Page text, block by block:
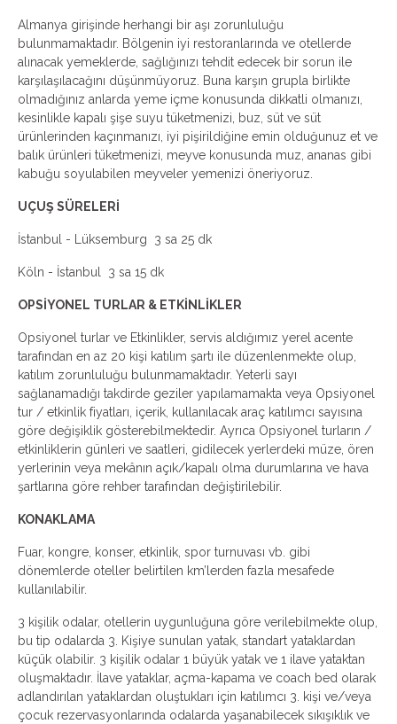
Almanya girişinde herhangi bir aşı zorunluluğu
bulunmamaktadır. Bölgenin iyi restoranlarında ve otellerde
alınacak yemeklerde, sağlığınızı tehdit edecek bir sorun ile
karşılaşılacağını düşünmüyoruz. Buna karşın grupla birlikte
olmadığınız anlarda yeme içme konusunda dikkatli olmanızı,
kesinlikle kapalı şişe suyu tüketmenizi, buz, süt ve süt
ürünlerinden kaçınmanızı, iyi pişirildiğine emin olduğunuz et ve
balık ürünleri tüketmenizi, meyve konusunda muz, ananas gibi
kabuğu soyulabilen meyveler yemenizi öneriyoruz.
UÇUŞ SÜRELERİ
İstanbul - Lüksemburg 3 sa 25 dk
Köln - İstanbul 3 sa 15 dk
OPSİYONEL TURLAR & ETKİNLİKLER
Opsiyonel turlar ve Etkinlikler, servis aldığımız yerel acente
tarafından en az 20 kişi katılım şartı ile düzenlenmekte olup,
katılım zorunluluğu bulunmamaktadır. Yeterli sayı
sağlanamadığı takdirde geziler yapılamamakta veya Opsiyonel
tur / etkinlik fiyatları, içerik, kullanılacak araç katılımcı sayısına
göre değişiklik gösterebilmektedir. Ayrıca Opsiyonel turların /
etkinliklerin günleri ve saatleri, gidilecek yerlerdeki müze, ören
yerlerinin veya mekânın açık/kapalı olma durumlarına ve hava
şartlarına göre rehber tarafından değiştirilebilir.
KONAKLAMA
Fuar, kongre, konser, etkinlik, spor turnuvası vb. gibi
dönemlerde oteller belirtilen km’lerden fazla mesafede
kullanılabilir.
3 kişilik odalar, otellerin uygunluğuna göre verilebilmekte olup,
bu tip odalarda 3. Kişiye sunulan yatak, standart yataklardan
küçük olabilir. 3 kişilik odalar 1 büyük yatak ve 1 ilave yataktan
oluşmaktadır. İlave yataklar, açma-kapama ve coach bed olarak
adlandırılan yataklardan oluştukları için katılımcı 3. kişi ve/veya
çocuk rezervasyonlarında odalarda yaşanabilecek sıkışıklık ve